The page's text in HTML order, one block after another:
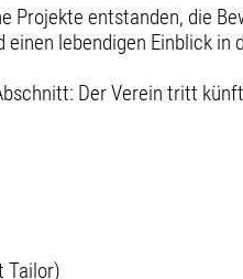
Projekte entstanden, die
lebendigen Einblick
Der Verein tritt
Tailor)